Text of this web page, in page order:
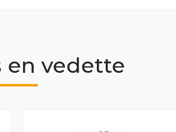
en vedette